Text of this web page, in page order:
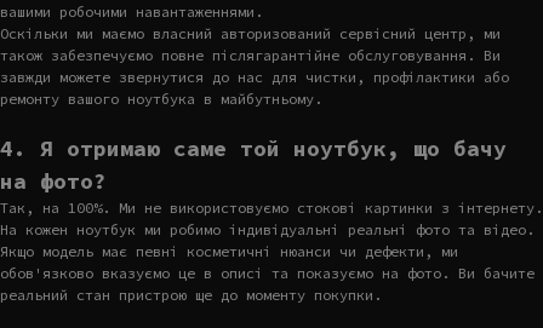
вашими робочими навантаженнями.
Оскільки ми маємо власний авторизований сервісний центр, ми
також забезпечуємо повне післягарантійне обслуговування. Ви
завжди можете звернутися до нас для чистки, профілактики або
ремонту вашого ноутбука в майбутньому.
4. Я отримаю саме той ноутбук, що бачу
на фото?
Так, на 100%. Ми не використовуємо стокові картинки з інтернету.
На кожен ноутбук ми робимо індивідуальні реальні фото та відео.
Якщо модель має певні косметичні нюанси чи дефекти, ми
обов'язково вказуємо це в описі та показуємо на фото. Ви бачите
реальний стан пристрою ще до моменту покупки.